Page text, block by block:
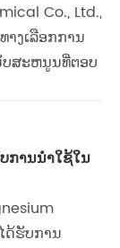
Co., Ltd.,
າງເລືອກການ
ສະຫນູນທີ່ຕອບ
ການນໍາໃຊ້ໃນ
ດ້ຮັບການ